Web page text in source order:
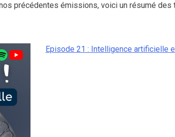
nos précédentes émissions, voici un résumé
Episode 21 : Intelligence artificielle